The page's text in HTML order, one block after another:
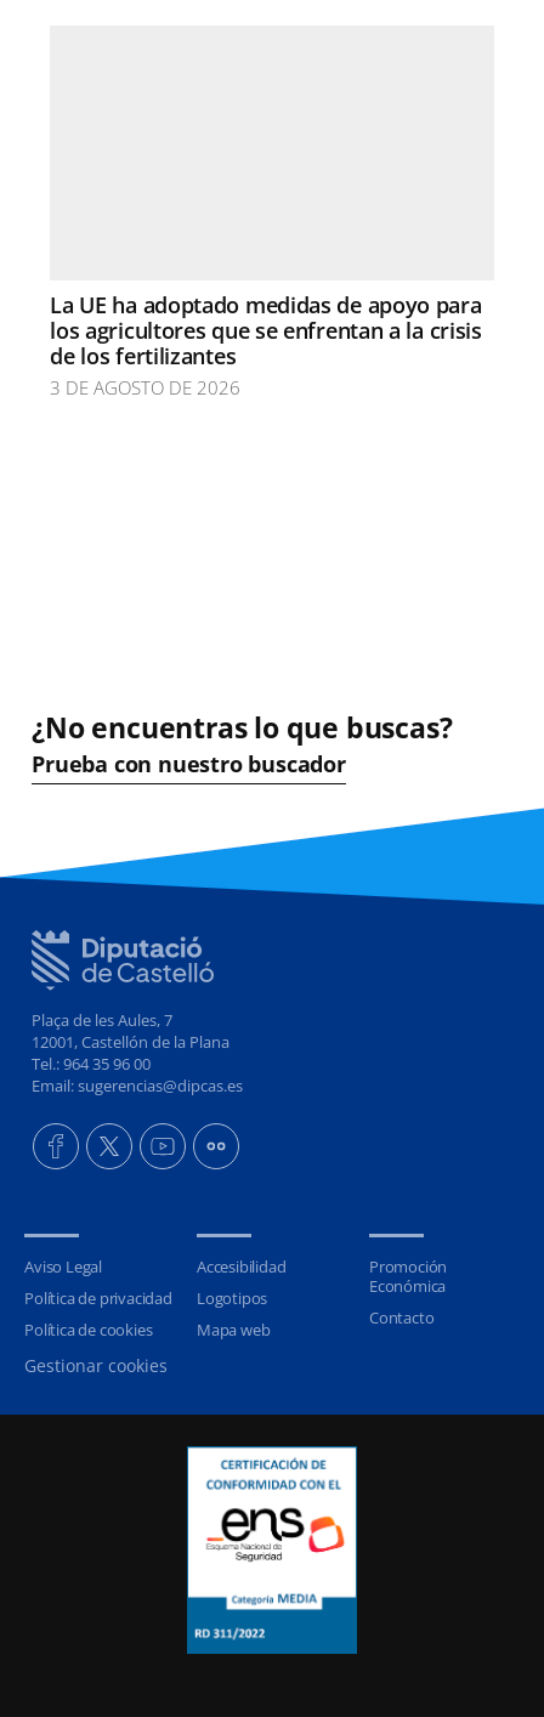
La UE ha adoptado medidas de apoyo para
los agricultores que se enfrentan a la crisis
de los fertilizantes
3 DE AGOSTO DE 2026
¿No encuentras lo que buscas?
Prueba con nuestro buscador
Plaça de les Aules, 7
12001, Castellón de la Plana
Tel.: 964 35 96 00
Email: sugerencias@dipcas.es
Aviso Legal
Política de privacidad
Política de cookies
Gestionar cookies
Accesibilidad
Logotipos
Mapa web
Promoción
Económica
Contacto